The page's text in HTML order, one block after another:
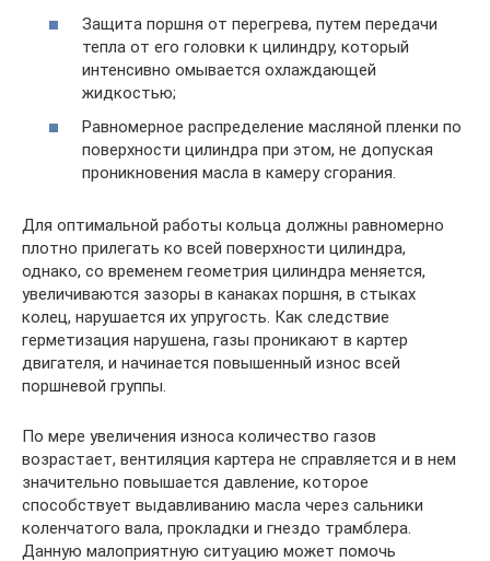
Защита поршня от перегрева, путем передачи
тепла от его головки к цилиндру, который
интенсивно омывается охлаждающей
жидкостью;
Равномерное распределение масляной пленки по
поверхности цилиндра при этом, не допуская
проникновения масла в камеру сгорания.
Для оптимальной работы кольца должны равномерно
плотно прилегать ко всей поверхности цилиндра,
однако, со временем геометрия цилиндра меняется,
увеличиваются зазоры в канаках поршня, в стыках
колец, нарушается их упругость. Как следствие
герметизация нарушена, газы проникают в картер
двигателя, и начинается повышенный износ всей
поршневой группы.
По мере увеличения износа количество газов
возрастает, вентиляция картера не справляется и в нем
значительно повышается давление, которое
способствует выдавливанию масла через сальники
коленчатого вала, прокладки и гнездо трамблера.
Данную малоприятную ситуацию может помочь